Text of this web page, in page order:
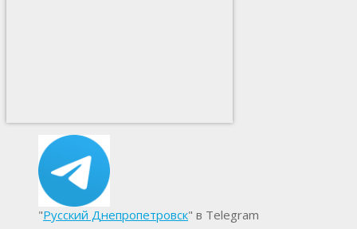
"Русский Днепропетровск" в Telegram